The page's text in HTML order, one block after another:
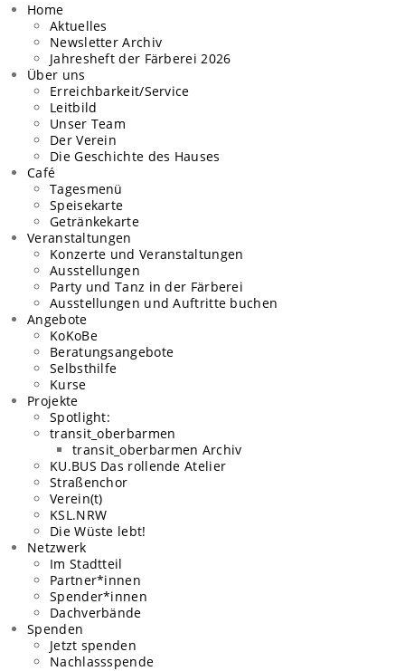
Home
Aktuelles
Newsletter Archiv
Jahresheft der Färberei 2026
Über uns
Erreichbarkeit/Service
Leitbild
Unser Team
Der Verein
Die Geschichte des Hauses
Café
Tagesmenü
Speisekarte
Getränkekarte
Veranstaltungen
Konzerte und Veranstaltungen
Ausstellungen
Party und Tanz in der Färberei
Ausstellungen und Auftritte buchen
Angebote
KoKoBe
Beratungsangebote​
Selbsthilfe
Kurse
Projekte
Spotlight:
transit_oberbarmen
transit_oberbarmen Archiv
KU.BUS Das rollende Atelier
Straßenchor
Verein(t)
KSL.NRW
Die Wüste lebt!
Netzwerk
Im Stadtteil
Partner*innen
Spender*innen
Dachverbände
Spenden
Jetzt spenden
Nachlassspende